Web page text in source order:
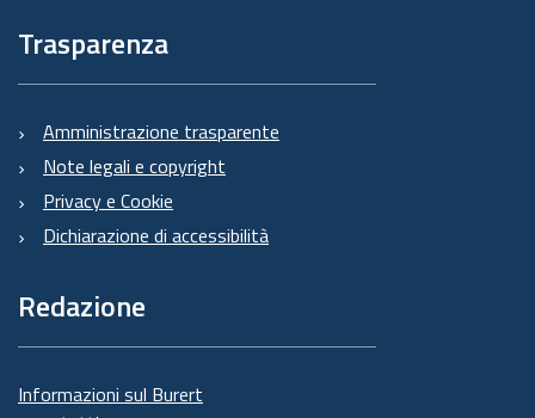
Trasparenza
Amministrazione trasparente
Note legali e copyright
Privacy e Cookie
Dichiarazione di accessibilità
Redazione
Informazioni sul Burert